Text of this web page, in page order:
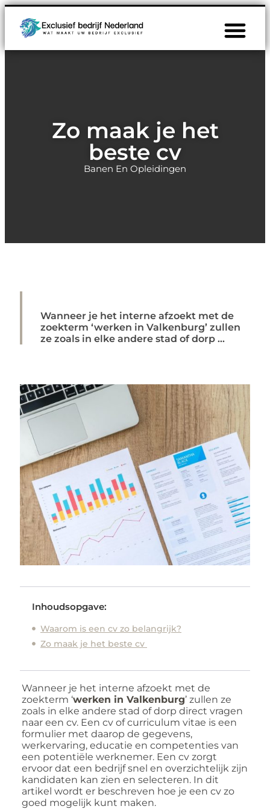
Zo maak je het
beste cv
Banen En Opleidingen
Wanneer je het interne afzoekt met de
zoekterm ‘werken in Valkenburg’ zullen
ze zoals in elke andere stad of dorp ...
Inhoudsopgave:
Waarom is een cv zo belangrijk?
Zo maak je het beste cv
Wanneer je het interne afzoekt met de
zoekterm ‘werken in Valkenburg’ zullen ze
zoals in elke andere stad of dorp direct vragen
naar een cv. Een cv of curriculum vitae is een
formulier met daarop de gegevens,
werkervaring, educatie en competenties van
een potentiële werknemer. Een cv zorgt
ervoor dat een bedrijf snel en overzichtelijk zijn
kandidaten kan zien en selecteren. In dit
artikel wordt er beschreven hoe je een cv zo
goed mogelijk kunt maken.